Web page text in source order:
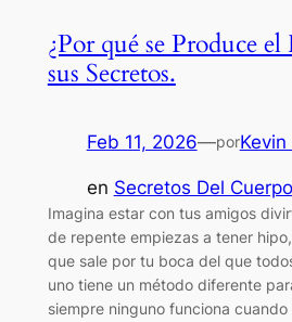
¿Por qué se Produce
sus Secretos.
Feb 11, 2026—porKevin
en Secretos Del Cuerpo
Imagina estar con tus amigos
de repente empiezas a tener
que sale por tu boca del que
uno tiene un método diferente
siempre ninguno funciona